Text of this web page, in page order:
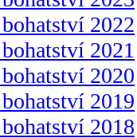
2022
2021
2020
2019
2018